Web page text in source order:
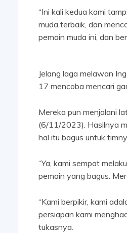
“Ini kali kedua kami
muda terbaik, dan
pemain muda ini, dan
Jelang laga melawan
17 mencoba mencari
Mereka pun menjalani
(6/11/2023). Hasilnya
hal itu bagus untuk
“Ya, kami sempat
pemain yang bagus.
“Kami berpikir, kami
persiapan kami
tukasnya.